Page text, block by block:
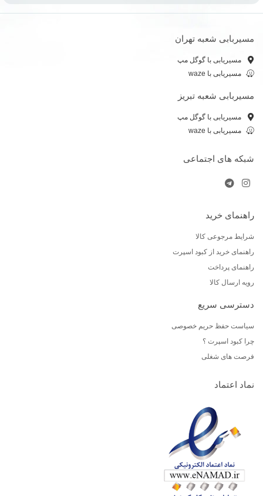
مسیربابی شعبه تهران
مسیریابی با گوگل مپ
مسیریابی با waze
مسیربابی شعبه تبریز
مسیریابی با گوگل مپ
مسیریابی با waze
شبکه های اجتماعی
راهنمای خرید
شرایط مرجوعی کالا
راهنمای خرید از کبود اسپرت
راهنمای پرداخت
رویه ارسال کالا
دسترسی سریع
سیاست حفظ حریم خصوصی
چرا کبود اسپرت ؟
فرصت های شغلی
نماد اعتماد